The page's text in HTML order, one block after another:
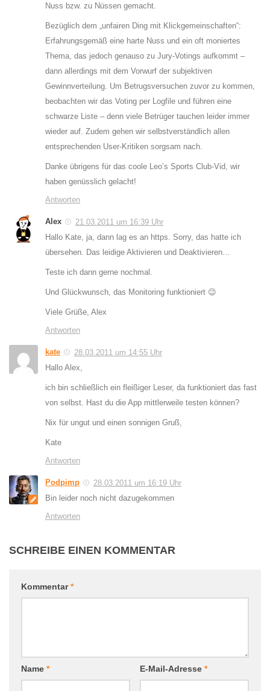
Nuss bzw. zu Nüssen gemacht.
Bezüglich dem „unfairen Ding mit Klickgemeinschaften“:
Erfahrungsgemäß eine harte Nuss und ein oft moniertes
Thema, das jedoch genauso zu Jury-Votings aufkommt –
dann allerdings mit dem Vorwurf der subjektiven
Gewinnverteilung. Um Betrugsversuchen zuvor zu kommen,
beobachten wir das Voting per Logfile und führen eine
schwarze Liste – denn viele Betrüger tauchen leider immer
wieder auf. Zudem gehen wir selbstverständlich allen
entsprechenden User-Kritiken sorgsam nach.
Danke übrigens für das coole Leo’s Sports Club-Vid, wir
haben genüsslich gelacht!
Antworten
Alex
21.03.2011 um 16:39 Uhr
Hallo Kate, ja, dann lag es an https. Sorry, das hatte ich
übersehen. Das leidige Aktivieren und Deaktivieren…
Teste ich dann gerne nochmal.
Und Glückwunsch, das Monitoring funktioniert 😉
Viele Grüße, Alex
Antworten
kate
28.03.2011 um 14:55 Uhr
Hallo Alex,
ich bin schließlich ein fleißiger Leser, da funktioniert das fast
von selbst. Hast du die App mittlerweile testen können?
Nix für ungut und einen sonnigen Gruß,
Kate
Antworten
Podpimp
28.03.2011 um 16:19 Uhr
Bin leider noch nicht dazugekommen
Antworten
SCHREIBE EINEN KOMMENTAR
Kommentar*
Name * E-Mail-Adresse *